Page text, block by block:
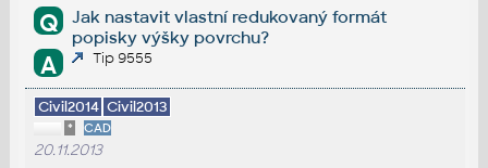
Q
Jak nastavit vlastní redukovaný formát
popisky výšky povrchu?
A Tip 9555
Civil2014 Civil2013
* CAD
20.11.2013